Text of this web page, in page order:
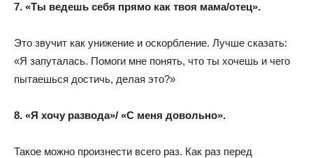
7. «Ты ведешь себя прямо как твоя мама/отец».
Это звучит как унижение и оскорбление. Лучше сказать:
«Я запуталась. Помоги мне понять, что ты хочешь и чего
пытаешься достичь, делая это?»
8. «Я хочу развода»/ «С меня довольно».
Такое можно произнести всего раз. Как раз перед